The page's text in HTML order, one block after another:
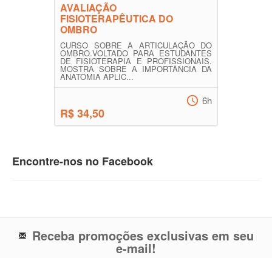
AVALIAÇÃO
FISIOTERAPÊUTICA DO
OMBRO
CURSO SOBRE A ARTICULAÇÃO DO
OMBRO.VOLTADO PARA ESTUDANTES
DE FISIOTERAPIA E PROFISSIONAIS.
MOSTRA SOBRE A IMPORTÂNCIA DA
ANATOMIA APLIC...
R$ 34,50
6h
Encontre-nos no Facebook
Receba promoções exclusivas em seu
e-mail!